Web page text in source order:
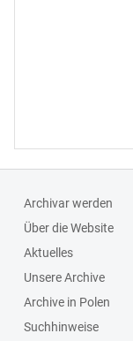
Archivar werden
Über die Website
Aktuelles
Unsere Archive
Archive in Polen
Suchhinweise